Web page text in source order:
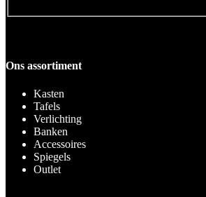
Ons assortiment
Kasten
Tafels
Verlichting
Banken
Accessoires
Spiegels
Outlet